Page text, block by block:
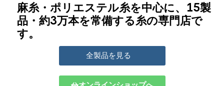
麻糸・ポリエステル糸を中心に、15製
品・約3万本を常備する糸の専門店で
す。
全製品を見る